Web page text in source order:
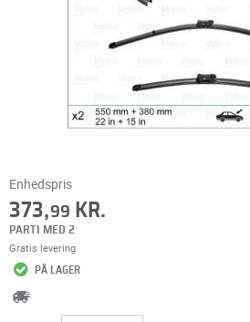
Enhedspris
373,99 KR.
PARTI MED 2
Gratis levering
PÅ LAGER